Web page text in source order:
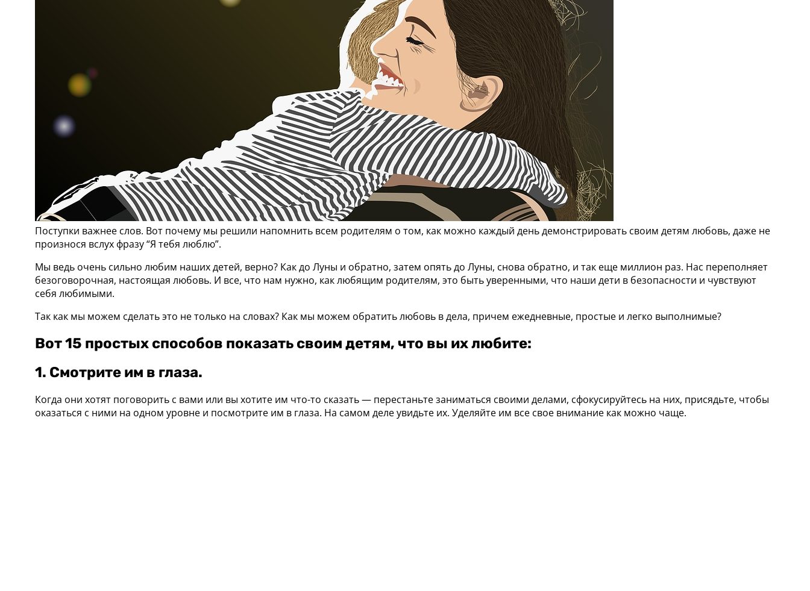
Поступки важнее слов. Вот почему мы решили напомнить всем родителям о том, как можно каждый день демонстрировать своим детям любовь, даже не
произнося вслух фразу “Я тебя люблю”.
Мы ведь очень сильно любим наших детей, верно? Как до Луны и обратно, затем опять до Луны, снова обратно, и так еще миллион раз. Нас переполняет
безоговорочная, настоящая любовь. И все, что нам нужно, как любящим родителям, это быть уверенными, что наши дети в безопасности и чувствуют
себя любимыми.
Так как мы можем сделать это не только на словах? Как мы можем обратить любовь в дела, причем ежедневные, простые и легко выполнимые?
Вот 15 простых способов показать своим детям, что вы их любите:
1. Смотрите им в глаза.
Когда они хотят поговорить с вами или вы хотите им что-то сказать — перестаньте заниматься своими делами, сфокусируйтесь на них, присядьте, чтобы
оказаться с ними на одном уровне и посмотрите им в глаза. На самом деле увидьте их. Уделяйте им все свое внимание как можно чаще.